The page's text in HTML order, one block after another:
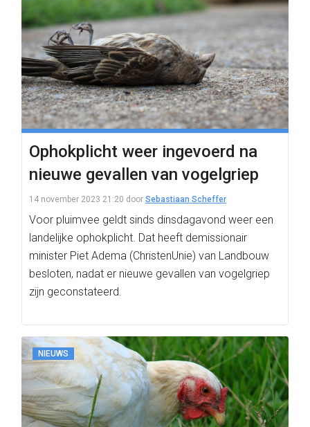
Ophokplicht weer ingevoerd na
nieuwe gevallen van vogelgriep
14 november 2023 21:20 door Sebastiaan Scheffer
Voor pluimvee geldt sinds dinsdagavond weer een
landelijke ophokplicht. Dat heeft demissionair
minister Piet Adema (ChristenUnie) van Landbouw
besloten, nadat er nieuwe gevallen van vogelgriep
zijn geconstateerd.
NIEUWS